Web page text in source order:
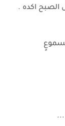
الصبح اكده .